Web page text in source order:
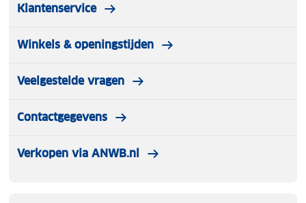
Klantenservice
Winkels & openingstijden
Veelgestelde vragen
Contactgegevens
Verkopen via ANWB.nl